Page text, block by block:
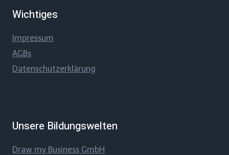
Wichtiges
Impressum
AGBs
Datenschutzerklärung
Unsere Bildungswelten
Draw my Business GmbH